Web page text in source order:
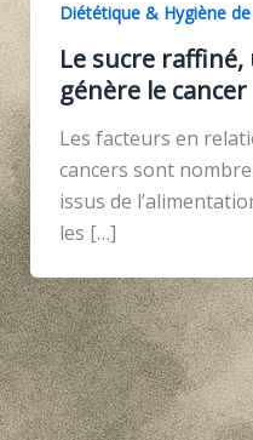
Diététique & Hygiène
Le sucre
génère le cancer
Les facteurs en
cancers sont
issus de
les […]